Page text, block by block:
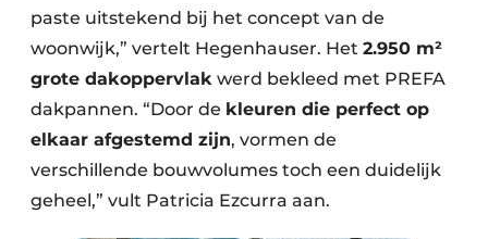
paste uitstekend bij het concept van de
woonwijk,” vertelt Hegenhauser. Het 2.950 m²
grote dakoppervlak werd bekleed met PREFA
dakpannen. “Door de kleuren die perfect op
elkaar afgestemd zijn, vormen de
verschillende bouwvolumes toch een duidelijk
geheel,” vult Patricia Ezcurra aan.